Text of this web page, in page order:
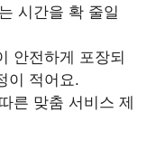
시간을 확 줄일
안전하게 포장되
이 적어요.
른 맞춤 서비스 제